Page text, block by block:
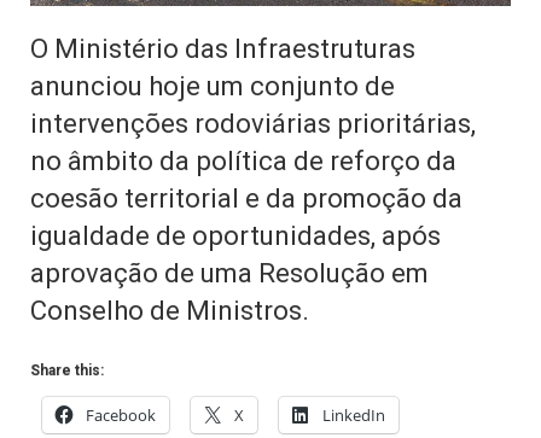
O Ministério das Infraestruturas
anunciou hoje um conjunto de
intervenções rodoviárias prioritárias,
no âmbito da política de reforço da
coesão territorial e da promoção da
igualdade de oportunidades, após
aprovação de uma Resolução em
Conselho de Ministros.
Share this:
Facebook X LinkedIn